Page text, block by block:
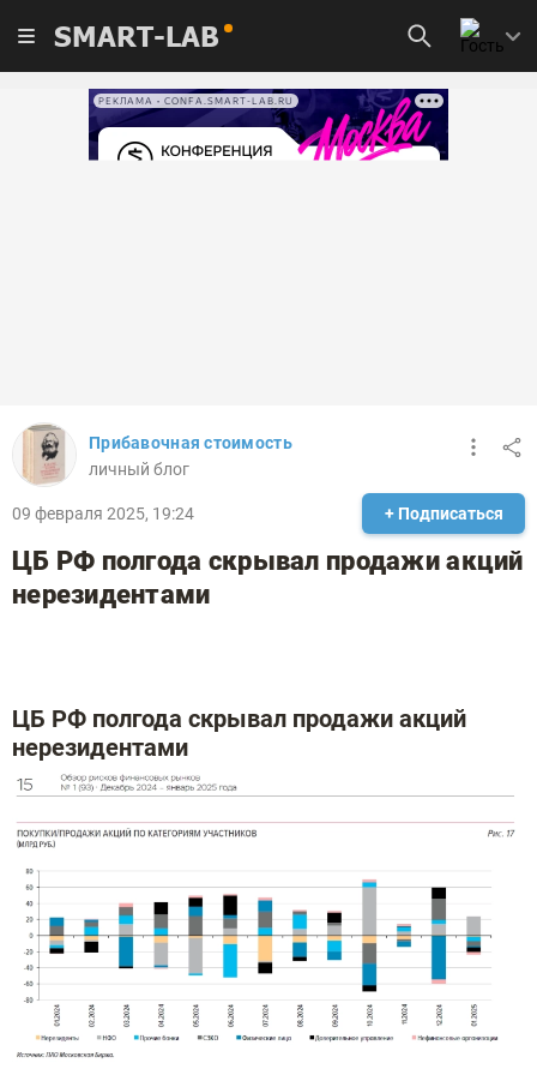
SMART-LAB
РЕКЛАМА • CONFA.SMART-LAB.RU
Прибавочная стоимость
личный блог
09 февраля 2025, 19:24 + Подписаться
ЦБ РФ полгода скрывал продажи акций
нерезидентами
ЦБ РФ полгода скрывал продажи акций
нерезидентами